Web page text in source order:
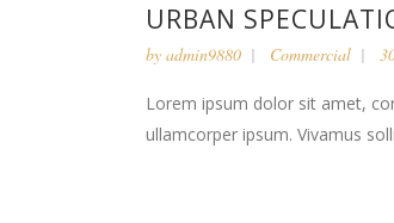
URBAN
by admin9880 Commercial
Lorem ipsum dolor sit amet,
ullamcorper ipsum. Vivamus